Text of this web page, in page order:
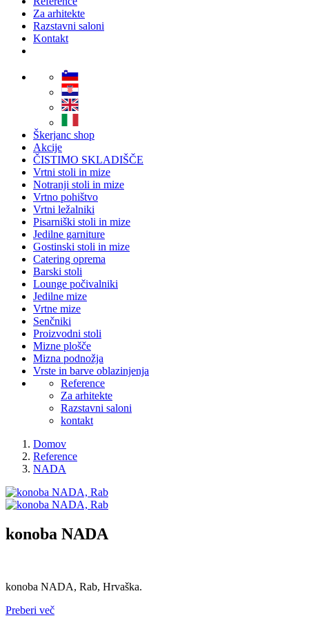
Za arhitekte
Razstavni saloni
Kontakt
Škerjanc shop
Akcije
ČISTIMO SKLADIŠČE
Vrtni stoli in mize
Notranji stoli in mize
Vrtno pohištvo
Vrtni ležalniki
Pisarniški stoli in mize
Jedilne garniture
Gostinski stoli in mize
Catering oprema
Barski stoli
Lounge počivalniki
Jedilne mize
Vrtne mize
Senčniki
Proizvodni stoli
Mizne plošče
Mizna podnožja
Vrste in barve oblazinjenja
Reference
Za arhitekte
Razstavni saloni
kontakt
Domov
Reference
NADA
konoba NADA
konoba NADA, Rab, Hrvaška.
Preberi več